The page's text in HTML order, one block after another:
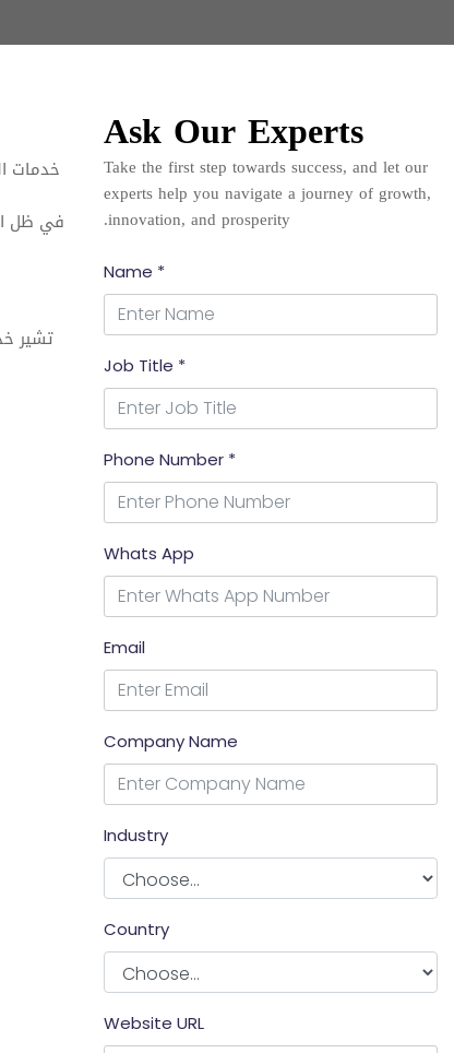
خدمات
في ظل
تشير
Ask Our Experts
Take the first step towards success, and let our
experts help you navigate a journey of growth,
innovation, and prosperity.
Name *
Job Title *
Phone Number *
Whats App
Email
Company Name
Industry
Country
Website URL